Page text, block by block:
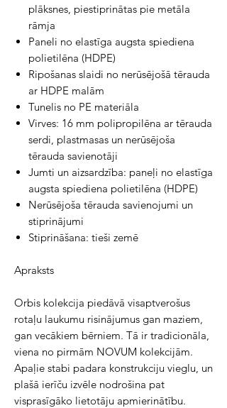
plāksnes, piestiprinātas pie metāla
rāmja
Paneli no elastīga augsta spiediena
polietilēna (HDPE)
Ripošanas slaidi no nerūsējošā tērauda
ar HDPE malām
Tunelis no PE materiāla
Virves: 16 mm polipropilēna ar tērauda
serdi, plastmasas un nerūsējoša
tērauda savienotāji
Jumti un aizsardzība: paneļi no elastīga
augsta spiediena polietilēna (HDPE)
Nerūsējoša tērauda savienojumi un
stiprinājumi
Stiprināšana: tieši zemē
Apraksts
Orbis kolekcija piedāvā visaptverošus
rotaļu laukumu risinājumus gan maziem,
gan vecākiem bērniem. Tā ir tradicionāla,
viena no pirmām NOVUM kolekcijām.
Apaļie stabi padara konstrukciju vieglu, un
plašā ierīču izvēle nodrošina pat
visprasīgāko lietotāju apmierinātību.